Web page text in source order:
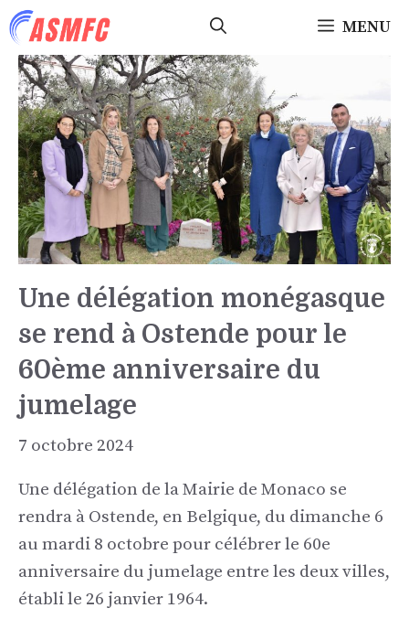
Aller
au
contenu
MENU
Une délégation monégasque
se rend à Ostende pour le
60ème anniversaire du
jumelage
7 octobre 2024
Une délégation de la Mairie de Monaco se
rendra à Ostende, en Belgique, du dimanche 6
au mardi 8 octobre pour célébrer le 60e
anniversaire du jumelage entre les deux villes,
établi le 26 janvier 1964.